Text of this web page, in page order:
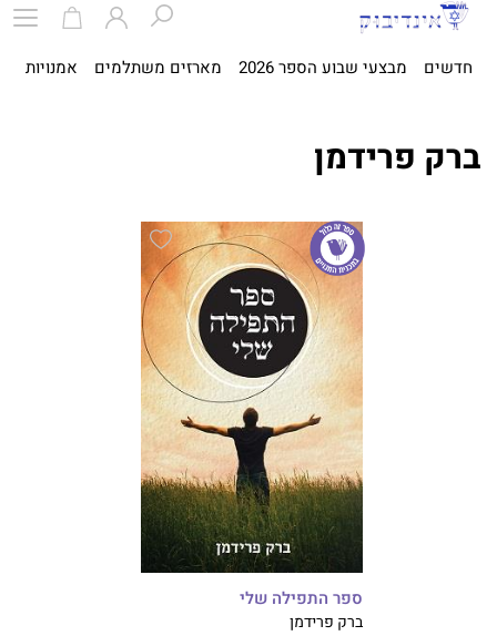
חדשים מבצעי שבוע הספר 2026 מארזים משתלמים אמנויות
ברק פרידמן
ספר התפילה שלי
ברק פרידמן